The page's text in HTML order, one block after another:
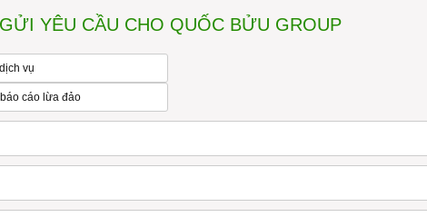
GỬI YÊU CẦU CHO QUỐC BỬU GROUP
vụ
cáo lừa đảo